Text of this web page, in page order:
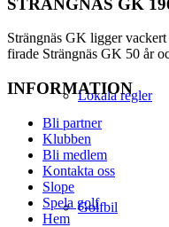
Lokala regler
Golfbil
Strängnäs GK ligger
firade Strängnäs GK 50 år
INFORMATION
Bli partner
Klubben
Bli medlem
Kontakta oss
Slope
Spela golf
Hem